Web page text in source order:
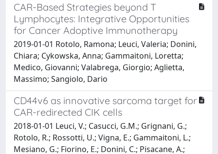
CAR-Based Strategies beyond T
Lymphocytes: Integrative Opportunities
for Cancer Adoptive Immunotherapy
2019-01-01 Rotolo, Ramona; Leuci, Valeria; Donini,
Chiara; Cykowska, Anna; Gammaitoni, Loretta;
Medico, Giovanni; Valabrega, Giorgio; Aglietta,
Massimo; Sangiolo, Dario
CD44v6 as innovative sarcoma target for
CAR-redirected CIK cells
2018-01-01 Leuci, V.; Casucci, G.M.; Grignani, G.;
Rotolo, R.; Rossotti, U.; Vigna, E.; Gammaitoni, L.;
Mesiano, G.; Fiorino, E.; Donini, C.; Pisacane, A.;